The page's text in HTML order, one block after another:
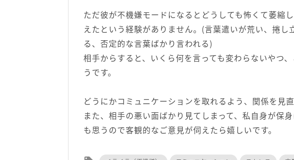
ただ彼が不機嫌モードになるとどうしても怖くて萎縮
えたという経験がありません。(言葉遣いが荒い、捲
る、否定的な言葉ばかり言われる)
相手からすると、いくら何を言っても変わらないやつ
うです。
どうにかコミュニケーションを取れるよう、関係を見
また、相手の悪い面ばかり見てしまって、私自身が保
も思うので客観的なご意見が伺えたら嬉しいです。